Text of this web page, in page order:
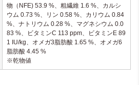
物（NFE) 53.9 %、粗繊維 1.6 %、カルシ
ウム 0.73 %、リン 0.58 %、カリウム 0.84
%、ナトリウム 0.28 %、マグネシウム 0.0
83 %、ビタミンC 113 ppm、ビタミンE 89
1 IU/kg、オメガ3脂肪酸 1.65 %、オメガ6
脂肪酸 4.45 %
※乾物値